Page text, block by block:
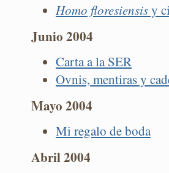
Homo floresiensisy
Junio 2004
Carta a la SER
Ovnis, mentiras y
Mayo 2004
Mi regalo de boda
Abril 2004